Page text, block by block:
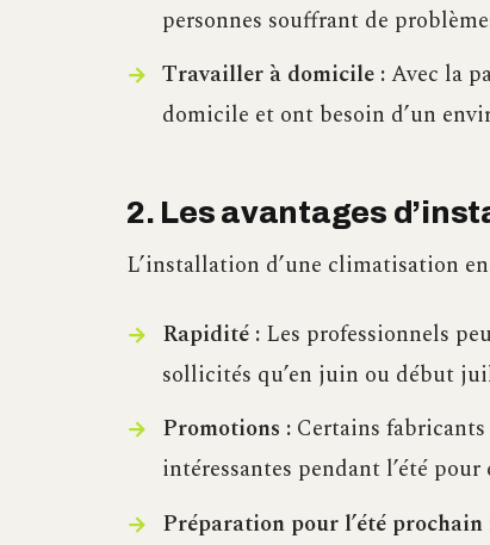
personnes souffrant de
Travailler à domicile :Avec la
domicile et ont besoin d’un
2. Les avantages
L’installation d’une climatisation
Rapidité :Les professionnels
sollicités qu’en juin ou début
Promotions :Certains
intéressantes pendant l’été
Préparation pour l’été prochain